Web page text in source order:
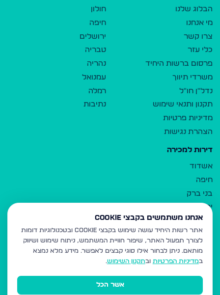
הבלוג שלנו
מי אנחנו
צרו קשר
כלי עזר
פרסום ברשות היחיד
משרדי תיווך
נדל"ן חו"ל
תקנון ותנאי שימוש
מדיניות פרטיות
הצהרת נגישות
חולון
חיפה
ירושלים
טבריה
נהריה
עמנואל
רמלה
נתיבות
דירות למכירה
אשדוד
חיפה
בני ברק
ירושלים
אלעד
גבעת זאב
בית שמש
רכסים
מודיעין עילית
אנחנו משתמשים בקבצי Cookie
אתר רשות היחיד עושה שימוש בקבצי Cookie ובטכנולוגיות דומות
לצורך תפעול האתר, שיפור חוויית המשתמש, ניתוח שימוש ושיווק
מותאם. ניתן לבחור אילו סוגי קבצים לאפשר. מידע מלא נמצא
במדיניות הפרטיות ובתקנון השימוש.
אשר הכל